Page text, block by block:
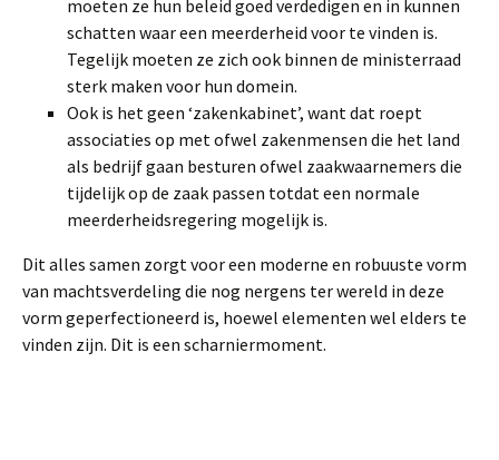
moeten ze hun beleid goed verdedigen en in kunnen
schatten waar een meerderheid voor te vinden is.
Tegelijk moeten ze zich ook binnen de ministerraad
sterk maken voor hun domein.
Ook is het geen ‘zakenkabinet’, want dat roept
associaties op met ofwel zakenmensen die het land
als bedrijf gaan besturen ofwel zaakwaarnemers die
tijdelijk op de zaak passen totdat een normale
meerderheidsregering mogelijk is.
Dit alles samen zorgt voor een moderne en robuuste vorm
van machtsverdeling die nog nergens ter wereld in deze
vorm geperfectioneerd is, hoewel elementen wel elders te
vinden zijn. Dit is een scharniermoment.